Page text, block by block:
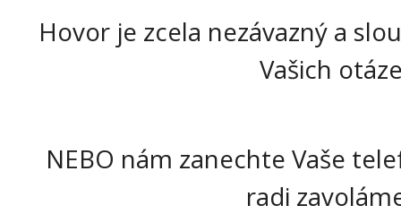
Hovor je zcela nezávazný a
Vašich
NEBO nám zanechte Vaše
radi